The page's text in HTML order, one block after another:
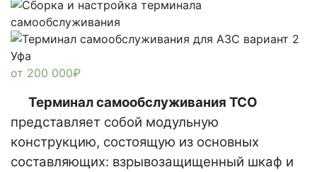
от 200 000₽
Терминал самообслуживания ТСО
представляет собой модульную
конструкцию, состоящую из основных
составляющих: взрывозащищенный шкаф и